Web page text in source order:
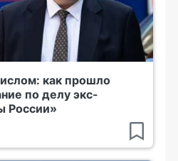
как прошло
по делу экс-
России»